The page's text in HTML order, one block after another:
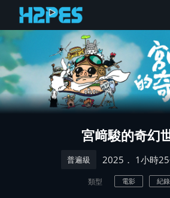
宮﨑駿的奇幻
普遍級 2025 ． 1小時
類型 電影 紀